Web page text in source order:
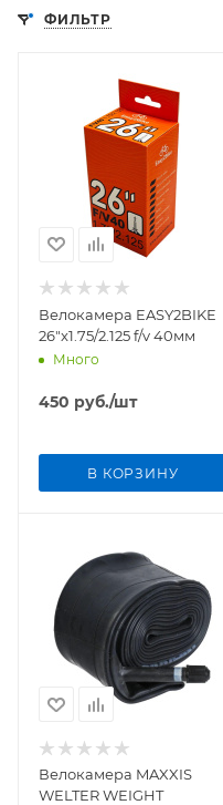
ФИЛЬТР
Велокамера EASY2BIKE
26"x1.75/2.125 f/v 40мм
Много
450 руб./шт
В КОРЗИНУ
Велокамера MAXXIS
WELTER WEIGHT